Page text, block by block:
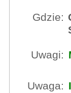
Gdzie:
Uwagi:
Uwaga: